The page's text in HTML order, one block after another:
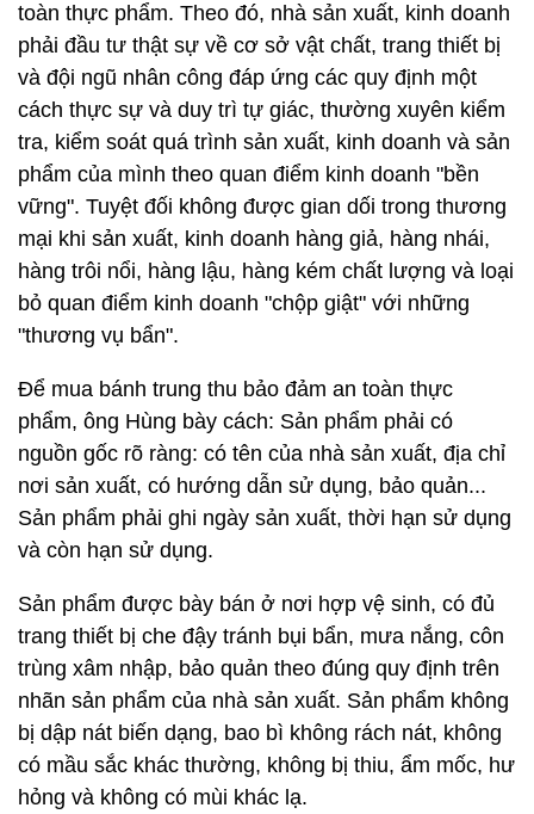
toàn thực phẩm. Theo đó, nhà sản xuất, kinh doanh
phải đầu tư thật sự về cơ sở vật chất, trang thiết bị
và đội ngũ nhân công đáp ứng các quy định một
cách thực sự và duy trì tự giác, thường xuyên kiểm
tra, kiểm soát quá trình sản xuất, kinh doanh và sản
phẩm của mình theo quan điểm kinh doanh "bền
vững". Tuyệt đối không được gian dối trong thương
mại khi sản xuất, kinh doanh hàng giả, hàng nhái,
hàng trôi nổi, hàng lậu, hàng kém chất lượng và loại
bỏ quan điểm kinh doanh "chộp giật" với những
"thương vụ bẩn".
Để mua bánh trung thu bảo đảm an toàn thực
phẩm, ông Hùng bày cách: Sản phẩm phải có
nguồn gốc rõ ràng: có tên của nhà sản xuất, địa chỉ
nơi sản xuất, có hướng dẫn sử dụng, bảo quản...
Sản phẩm phải ghi ngày sản xuất, thời hạn sử dụng
và còn hạn sử dụng.
Sản phẩm được bày bán ở nơi hợp vệ sinh, có đủ
trang thiết bị che đậy tránh bụi bẩn, mưa nắng, côn
trùng xâm nhập, bảo quản theo đúng quy định trên
nhãn sản phẩm của nhà sản xuất. Sản phẩm không
bị dập nát biến dạng, bao bì không rách nát, không
có mầu sắc khác thường, không bị thiu, ẩm mốc, hư
hỏng và không có mùi khác lạ.